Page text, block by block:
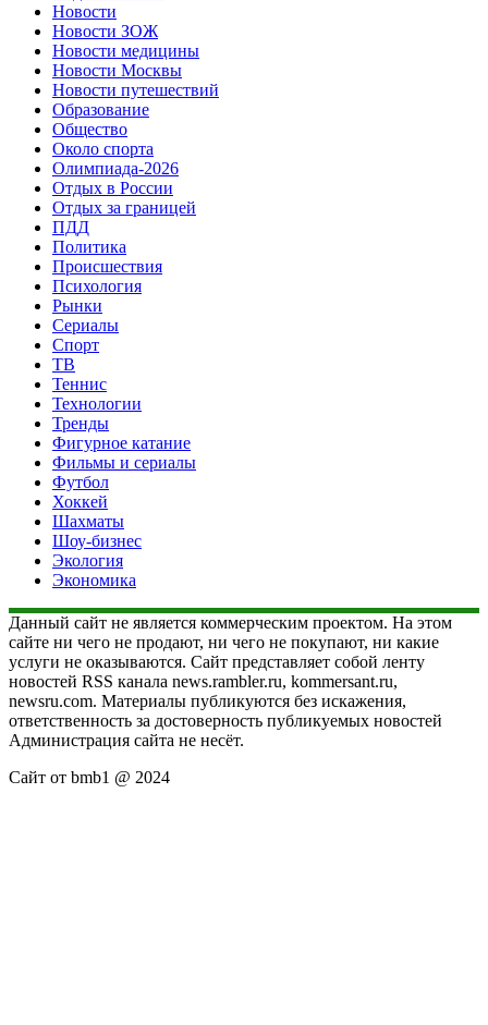
Новости
Новости ЗОЖ
Новости медицины
Новости Москвы
Новости путешествий
Образование
Общество
Около спорта
Олимпиада-2026
Отдых в России
Отдых за границей
ПДД
Политика
Происшествия
Психология
Рынки
Сериалы
Спорт
ТВ
Теннис
Технологии
Тренды
Фигурное катание
Фильмы и сериалы
Футбол
Хоккей
Шахматы
Шоу-бизнес
Экология
Экономика
Данный сайт не является коммерческим проектом. На этом
сайте ни чего не продают, ни чего не покупают, ни какие
услуги не оказываются. Сайт представляет собой ленту
новостей RSS канала news.rambler.ru, kommersant.ru,
newsru.com. Материалы публикуются без искажения,
ответственность за достоверность публикуемых новостей
Администрация сайта не несёт.
Сайт от bmb1 @ 2024